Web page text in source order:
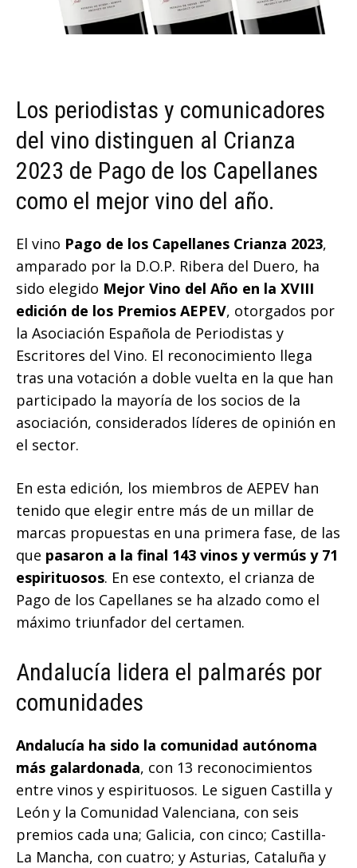
Los periodistas y comunicadores
del vino distinguen al Crianza
2023 de Pago de los Capellanes
como el mejor vino del año.
El vino Pago de los Capellanes Crianza 2023,
amparado por la D.O.P. Ribera del Duero, ha
sido elegido Mejor Vino del Año en la XVIII
edición de los Premios AEPEV, otorgados por
la Asociación Española de Periodistas y
Escritores del Vino. El reconocimiento llega
tras una votación a doble vuelta en la que han
participado la mayoría de los socios de la
asociación, considerados líderes de opinión en
el sector.
En esta edición, los miembros de AEPEV han
tenido que elegir entre más de un millar de
marcas propuestas en una primera fase, de las
que pasaron a la final 143 vinos y vermús y 71
espirituosos. En ese contexto, el crianza de
Pago de los Capellanes se ha alzado como el
máximo triunfador del certamen.
Andalucía lidera el palmarés por
comunidades
Andalucía ha sido la comunidad autónoma
más galardonada, con 13 reconocimientos
entre vinos y espirituosos. Le siguen Castilla y
León y la Comunidad Valenciana, con seis
premios cada una; Galicia, con cinco; Castilla-
La Mancha, con cuatro; y Asturias, Cataluña y